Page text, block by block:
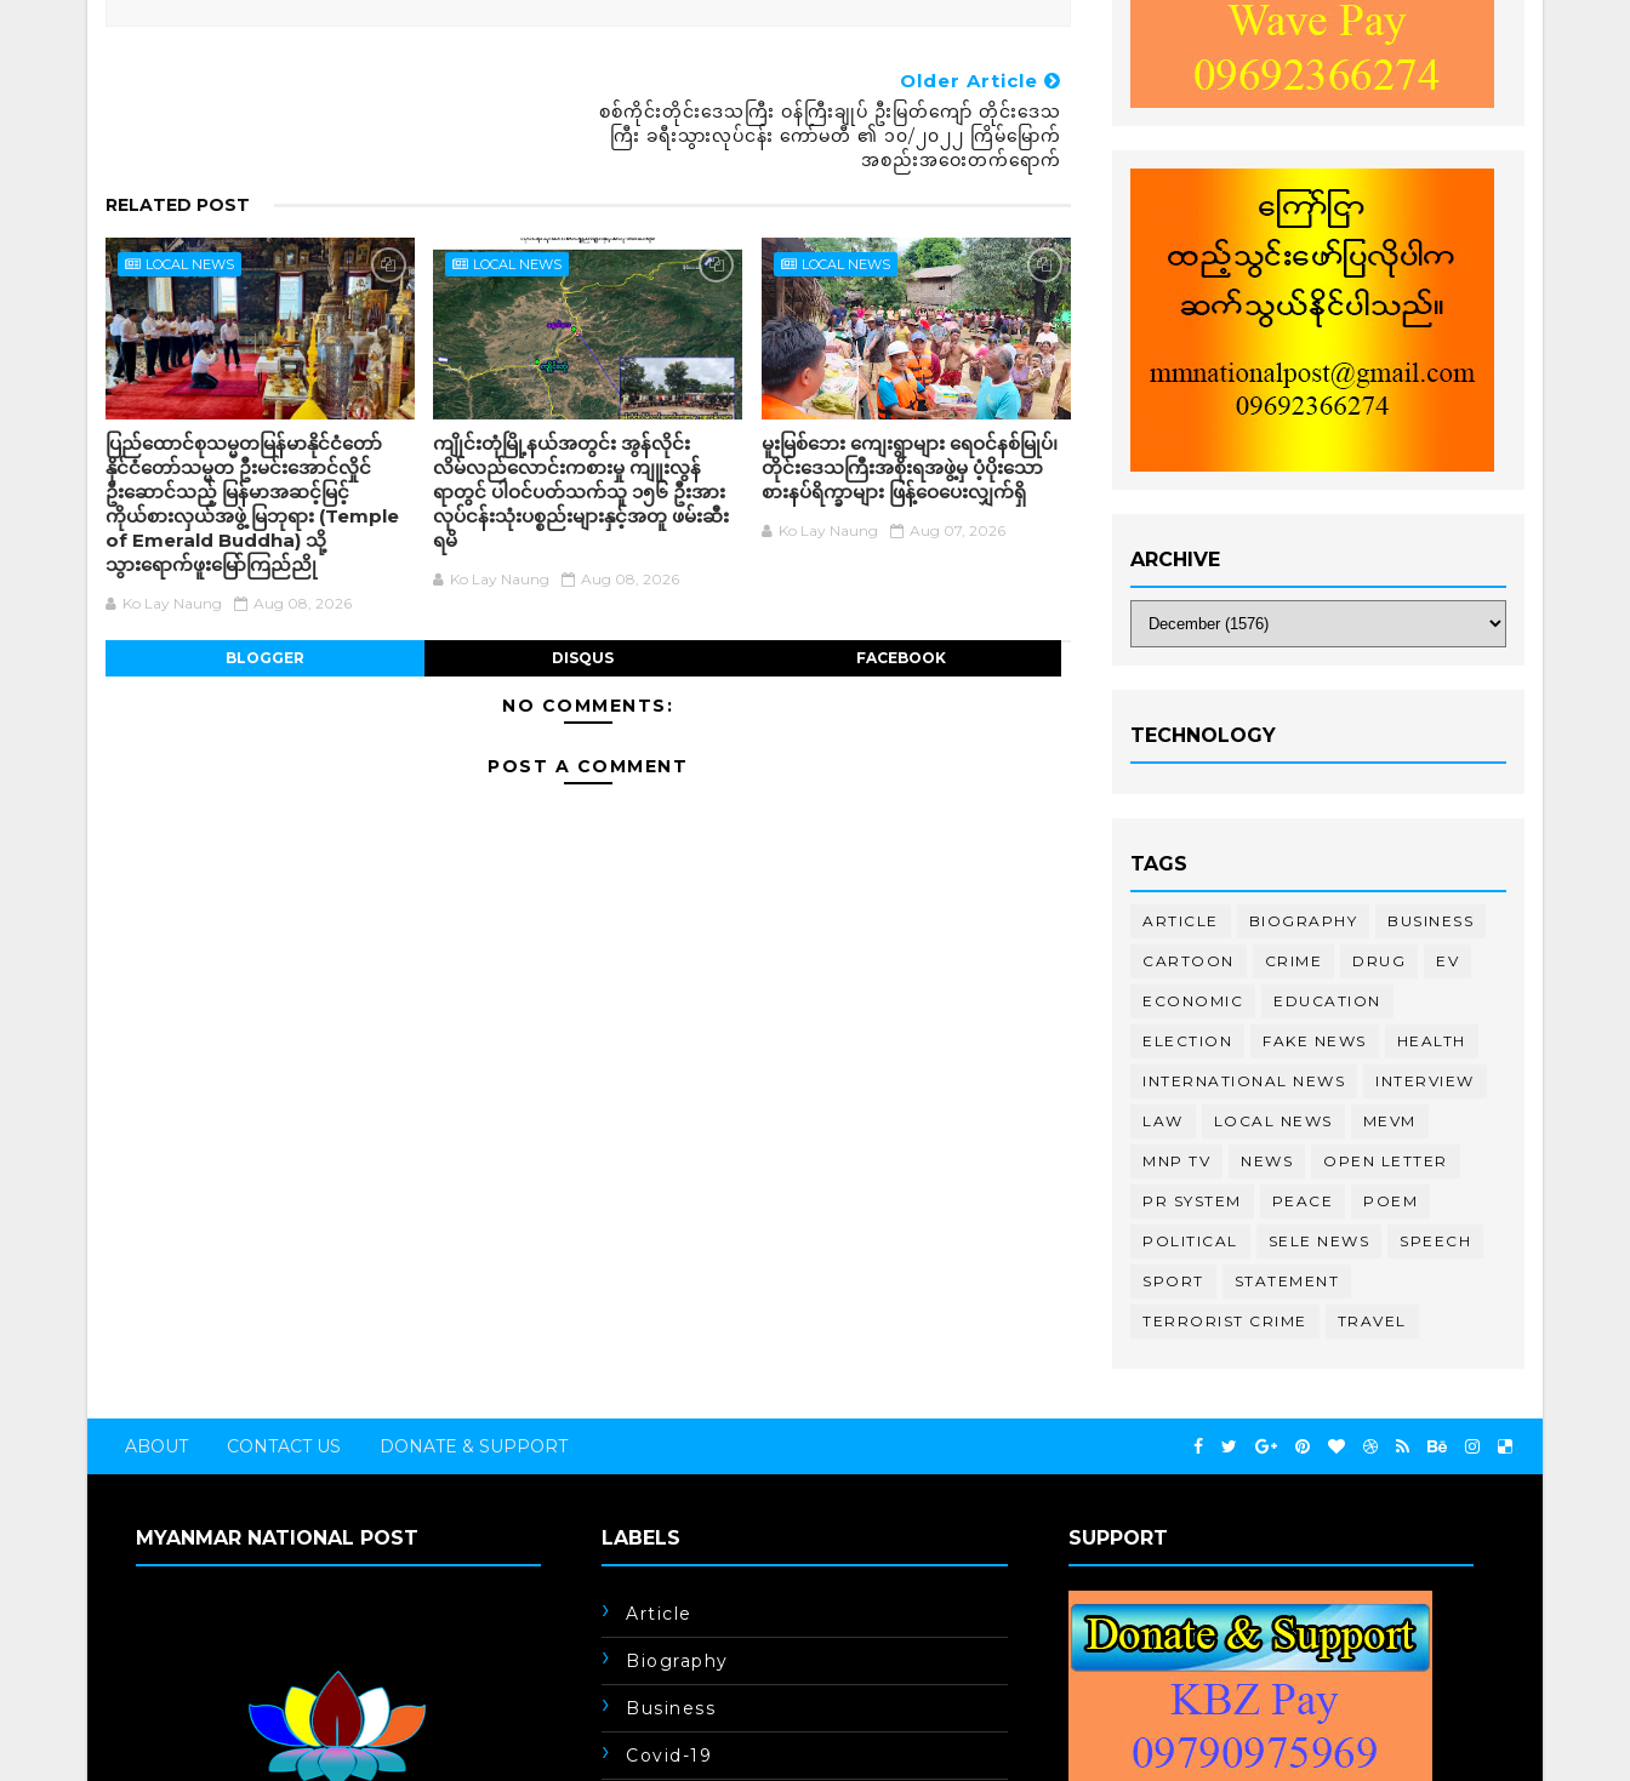
Older Article
စစ်ကိုင်းတိုင်းဒေသကြီး ဝန်ကြီးချုပ် ဦးမြတ်ကျော် တိုင်းဒေသ
ကြီး ခရီးသွားလုပ်ငန်း ကော်မတီ ၏ ၁၀/၂၀၂၂ ကြိမ်မြောက်
အစည်းအဝေးတက်ရောက်
RELATED POST
LOCAL NEWS
ပြည်ထောင်စုသမ္မတမြန်မာနိုင်ငံတော်
နိုင်ငံတော်သမ္မတ ဦးမင်းအောင်လှိုင်
ဦးဆောင်သည့် မြန်မာအဆင့်မြင့်
ကိုယ်စားလှယ်အဖွဲ့ မြဘုရား (Temple
of Emerald Buddha) သို့
သွားရောက်ဖူးမြော်ကြည်ညို
Ko Lay Naung Aug 08, 2026
LOCAL NEWS
ကျိုင်းတုံမြို့နယ်အတွင်း အွန်လိုင်း
လိမ်လည်လောင်းကစားမှု ကျူးလွန်
ရာတွင် ပါဝင်ပတ်သက်သူ ၁၅၆ ဦးအား
လုပ်ငန်းသုံးပစ္စည်းများနှင့်အတူ ဖမ်းဆီး
ရမိ
Ko Lay Naung Aug 08, 2026
LOCAL NEWS
မူးမြစ်ဘေး ကျေးရွာများ ရေဝင်နစ်မြုပ်၊
တိုင်းဒေသကြီးအစိုးရအဖွဲ့မှ ပံ့ပိုးသော
စားနပ်ရိက္ခာများ ဖြန့်ဝေပေးလျှက်ရှိ
Ko Lay Naung Aug 07, 2026
BLOGGER DISQUS FACEBOOK
NO COMMENTS:
POST A COMMENT
ARCHIVE
TECHNOLOGY
TAGS
ARTICLE BIOGRAPHY BUSINESS
CARTOON CRIME DRUG EV
ECONOMIC EDUCATION
ELECTION FAKE NEWS HEALTH
INTERNATIONAL NEWS INTERVIEW
LAW LOCAL NEWS MEVM
MNP TV NEWS OPEN LETTER
PR SYSTEM PEACE POEM
POLITICAL SELE NEWS SPEECH
SPORT STATEMENT
TERRORIST CRIME TRAVEL
ABOUT CONTACT US DONATE & SUPPORT
MYANMAR NATIONAL POST LABELS
Article
Biography
Business
Covid-19
SUPPORT